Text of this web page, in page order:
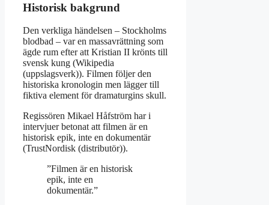
Historisk bakgrund
Den verkliga händelsen – Stockholms
blodbad – var en massavrättning som
ägde rum efter att Kristian II krönts till
svensk kung (Wikipedia
(uppslagsverk)). Filmen följer den
historiska kronologin men lägger till
fiktiva element för dramaturgins skull.
Regissören Mikael Håfström har i
intervjuer betonat att filmen är en
historisk epik, inte en dokumentär
(TrustNordisk (distributör)).
”Filmen är en historisk
epik, inte en
dokumentär.”